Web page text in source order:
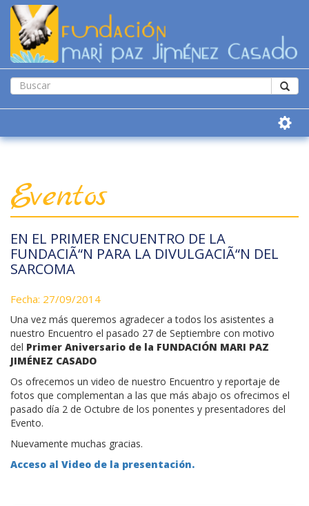
Eventos
EN EL PRIMER ENCUENTRO DE LA
FUNDACIÃ“N PARA LA DIVULGACIÃ“N DEL
SARCOMA
Fecha: 27/09/2014
Una vez más queremos agradecer a todos los asistentes a
nuestro Encuentro el pasado 27 de Septiembre con motivo
del Primer Aniversario de la FUNDACIÓN MARI PAZ
JIMÉNEZ CASADO
Os ofrecemos un video de nuestro Encuentro y reportaje de
fotos que complementan a las que más abajo os ofrecimos el
pasado día 2 de Octubre de los ponentes y presentadores del
Evento.
Nuevamente muchas gracias.
Acceso al Video de la presentación.